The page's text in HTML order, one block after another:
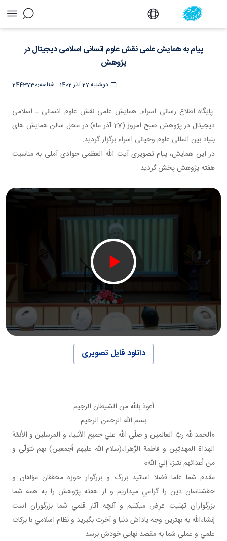
پیام به همایش علمی نقش علوم انسانی اسلامی
دیجیتال در پژوهش - دفتر
پیام به همایش علمی نقش علوم انسانی اسلامی دیجیتال در
پژوهش
دوشنبه 27 آذر 1402 2443730شناسه:
پایگاه اطلاع رسانی اسراء: همایش علمی نقش علوم انسانی ـ اسلامی
دیجیتال در پژوهش صبح امروز (27 آذر ماه) در محل سالن همایش های
بنیاد بین المللی علوم وحیانی اسراء برگزار گردید.
در این همایش، پیام تصویری آیت الله العظمی جوادی آملی به مناسبت
هفته پژوهش پخش گردید.
دانلود فایل تصویری
أعوذ بالله من الشيطان الرجيم
بسم الله الرحمن الرحيم
«الحمد لله ربّ العالمين و صلّي الله علي جميع الأنبياء و المرسلين و الأئمّة
الهداة المهديّين و فاطمة الزّهراء(سلام الله عليهم أجمعين) بهم نتولّي و
من أعدائهم نتبرّء إلي الله».
مقدم شما علما فضلا اساتيد بزرگ و بزرگوار حوزه محققان مؤلفان و
حق شناسان دين را گرامي مي داريم و از هفته پژوهش را به همه شما
بزرگواران تهنيت عرض مي کنيم و آنچه آثار قلمي شما بزرگوران است
إن شاءالله به بهترين وجه پاداش دنيا و آخرت بگيريد و نظام اسلامي با برکات
علمي و عملي شما به مقصد نهايي خودش برسد.